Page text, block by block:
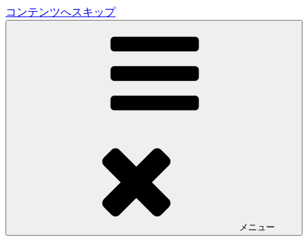
コンテンツへスキップ
LA VILLA ROUGE Blog
メニュー